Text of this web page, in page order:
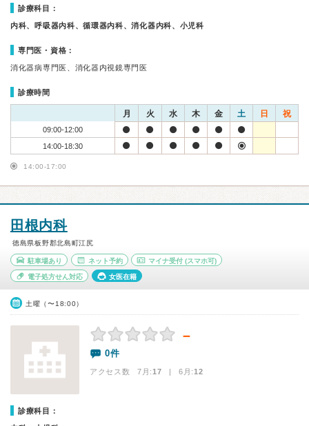
診療科目：
内科、呼吸器内科、循環器内科、消化器内科、小児科
専門医・資格：
消化器病専門医、消化器内視鏡専門医
診療時間
月 火 水 木 金 土 日 祝
09:00-12:00
14:00-18:30
14:00-17:00
田根内科
徳島県板野郡北島町江尻
駐車場あり ネット予約 マイナ受付 (スマホ可)
電子処方せん対応 女医在籍
土曜（〜18:00）
－
0件
アクセス数 7月:17 | 6月:12
診療科目：